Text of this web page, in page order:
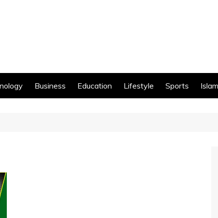
Business Education Lifestyle Sports